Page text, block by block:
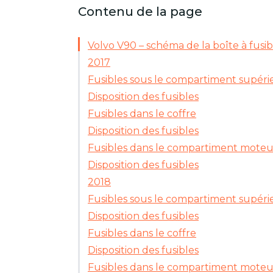
Contenu de la page
Volvo V90 – schéma de la boîte à
2017
Fusibles sous le compartiment
Disposition des fusibles
Fusibles dans le coffre
Disposition des fusibles
Fusibles dans le compartiment
Disposition des fusibles
2018
Fusibles sous le compartiment
Disposition des fusibles
Fusibles dans le coffre
Disposition des fusibles
Fusibles dans le compartiment